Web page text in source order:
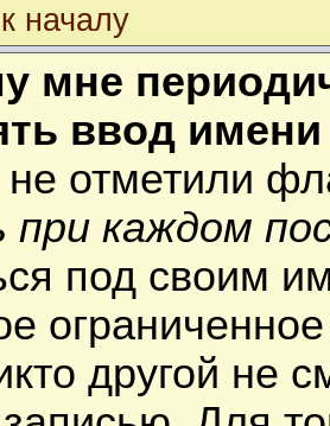
началу
мне
ввод
отметили
при каждом
под своим
другой не